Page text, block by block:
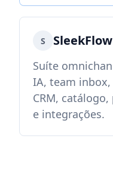
S SleekFlow
Suíte
IA, team
CRM,
e integrações.